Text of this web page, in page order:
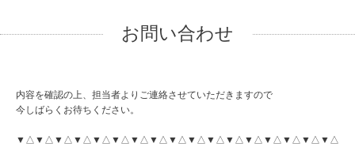
お問い合わせ
内容を確認の上、担当者よりご連絡させていただきますので
今しばらくお待ちください。
▼△▼△▼△▼△▼△▼△▼△▼△▼△▼△▼△▼△▼△▼△▼△▼△▼△